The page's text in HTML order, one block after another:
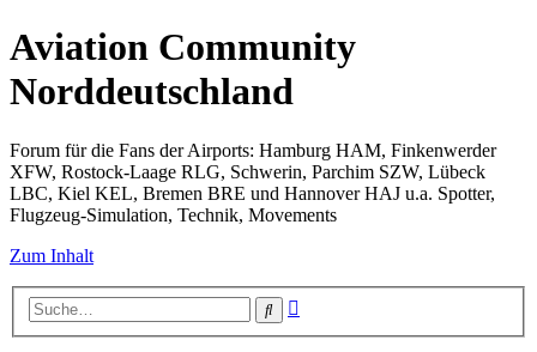
Aviation Community
Norddeutschland
Forum für die Fans der Airports: Hamburg HAM, Finkenwerder
XFW, Rostock-Laage RLG, Schwerin, Parchim SZW, Lübeck
LBC, Kiel KEL, Bremen BRE und Hannover HAJ u.a. Spotter,
Flugzeug-Simulation, Technik, Movements
Zum Inhalt
Suche